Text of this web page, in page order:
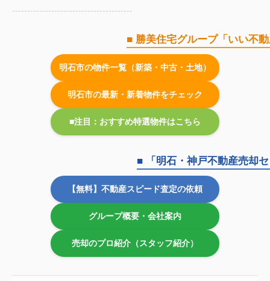
----------------------------------------
■ 勝美住宅グループ「いい不
明石市の物件一覧（新築・中古・土地）
明石市の最新・新着物件をチェック
■注目：おすすめ特選物件はこちら
■ 「明石・神戸不動産売却
【無料】不動産スピード査定の依頼
グループ概要・会社案内
売却のプロ紹介（スタッフ紹介）